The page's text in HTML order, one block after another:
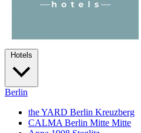
Berlin
the YARD Berlin Kreuzberg
CALMA Berlin Mitte Mitte